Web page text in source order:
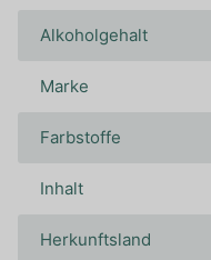
Alkoholgehalt
Marke
Farbstoffe
Inhalt
Herkunftsland